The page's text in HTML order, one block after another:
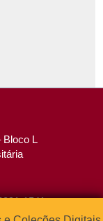
Bloco L
1541